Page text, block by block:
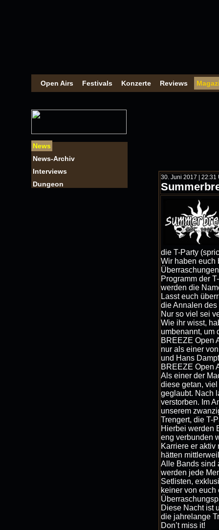
Open Airs Festivals Konzerte Reviews
News
News-Archiv
Interviews
Dungeon
30. Juni 2017 | 22:31
die T-Party
Wir haben euch
Programm der
werden die
Lasst euch
die Annalen
Nur so viel sei
Wie ihr wisst,
umbenannt, um
BREEZE Open
nur als einer
und Hans
BREEZE Open
Als einer der
diese getan,
geglaubt. Nach
verstorben. Im
unserem
Trengert, die T-
Hierbei werden
eng verbunden
Karriere er aktiv
hätten
Alle Bands sind
werden jede
Setlisten,
keiner von euch
Diese Nacht ist
die jahrelange
Don’t miss it!